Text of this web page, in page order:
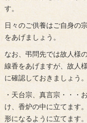
す。
日々のご供養はご自身の
をあげましょう。
なお、弔問先では故人様
線香をあげますが、故人
に確認しておきましょう。
・天台宗、真言宗・・・
け、香炉の中に立てます
形になるように立てます。